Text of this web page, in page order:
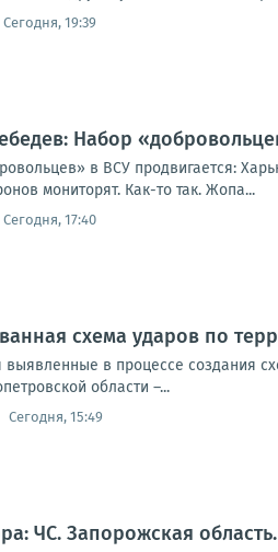
Сегодня, 19:39
Набор
в ВСУ продвигается:
мониторят. Как-то так. Жопа...
Сегодня, 17:40
схема ударов по
в процессе создания
области –...
Сегодня, 15:49
ЧС. Запорожская